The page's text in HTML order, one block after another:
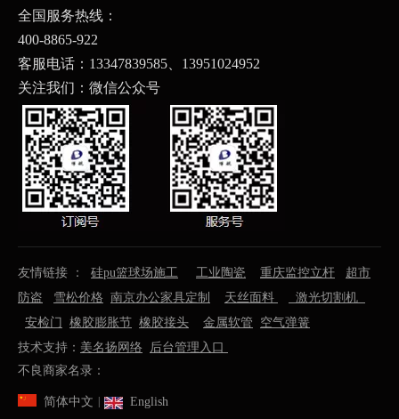
全国服务热线：
400-8865-922
客服电话：13347839585、 13951024952
关注我们：微信公众号
友情链接 ： 硅pu篮球场施工 工业陶瓷 重庆监控立杆
超市
防盗
雪松价格 南京办公家具定制 天丝面料
激光切割机
安检门
橡胶膨胀节 橡胶接头 金属软管
空气弹簧
技术支持： 美名扬网络
后台管理入口
不良商家名录：
简体中文 English